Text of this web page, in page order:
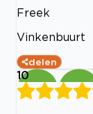
Freek
Vinkenbuurt
delen
10